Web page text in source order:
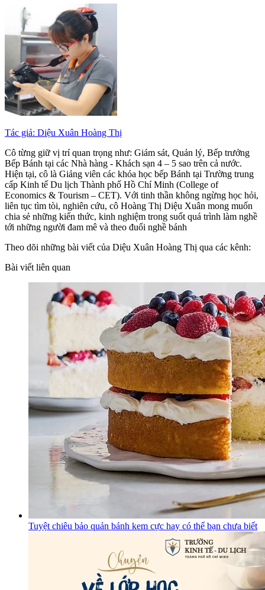
Tác giả: Diệu Xuân Hoàng Thị
Cô từng giữ vị trí quan trọng như: Giám sát, Quản lý, Bếp trưởng
Bếp Bánh tại các Nhà hàng - Khách sạn 4 – 5 sao trên cả nước.
Hiện tại, cô là Giảng viên các khóa học bếp Bánh tại Trường trung
cấp Kinh tế Du lịch Thành phố Hồ Chí Minh (College of
Economics & Tourism – CET). Với tinh thần không ngừng học hỏi,
liên tục tìm tòi, nghiên cứu, cô Hoàng Thị Diệu Xuân mong muốn
chia sẻ những kiến thức, kinh nghiệm trong suốt quá trình làm nghề
tới những người đam mê và theo đuổi nghề bánh
Theo dõi những bài viết của Diệu Xuân Hoàng Thị qua các kênh:
Bài viết liên quan
Tuyệt chiêu bảo quản bánh kem cực hay có thể bạn chưa biết